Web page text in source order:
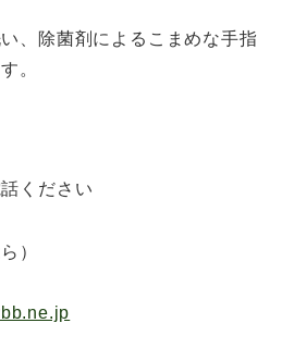
、除菌剤によるこまめな手指
。
ください
）